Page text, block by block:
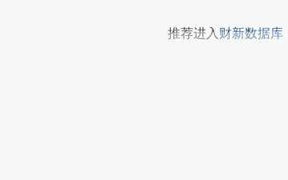
推荐进入 财新数据库